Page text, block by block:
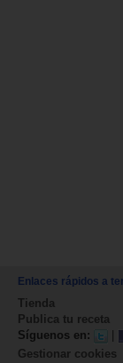
Enlaces rápidos a
Tienda
Publica tu receta
Síguenos en:
Gestionar cookies